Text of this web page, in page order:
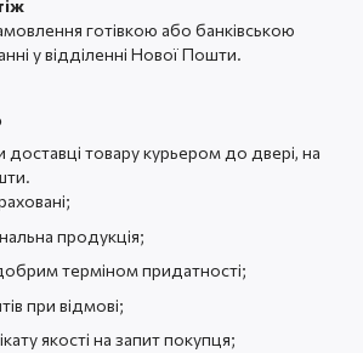
готівкою або банківською
у відділенні Нової Пошти.
доставці товару курьером до двері, на
продукція;
терміном придатності;
при відмові;
якості на запит покупця;